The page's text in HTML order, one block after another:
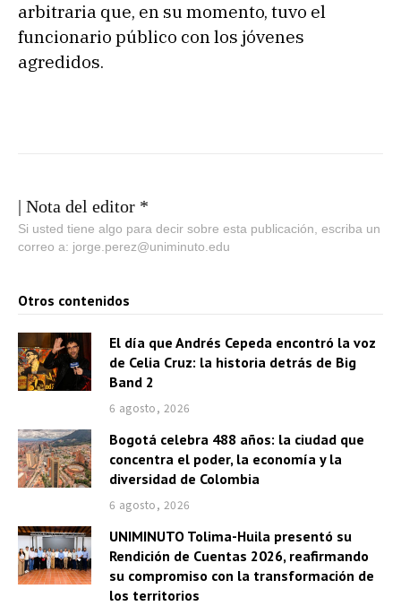
arbitraria que, en su momento, tuvo el
funcionario público con los jóvenes
agredidos.
| Nota del editor *
Si usted tiene algo para decir sobre esta publicación, escriba un
correo a: jorge.perez@uniminuto.edu
Otros contenidos
El día que Andrés Cepeda encontró la voz
de Celia Cruz: la historia detrás de Big
Band 2
6 agosto, 2026
Bogotá celebra 488 años: la ciudad que
concentra el poder, la economía y la
diversidad de Colombia
6 agosto, 2026
UNIMINUTO Tolima-Huila presentó su
Rendición de Cuentas 2026, reafirmando
su compromiso con la transformación de
los territorios